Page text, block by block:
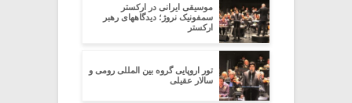
موسیقی ایرانی در ارکستر
سمفونیک نروژ؛ دیدگاههای رهبر
ارکستر
تور اروپایی گروه بین المللی رومی و
سالار عقیلی